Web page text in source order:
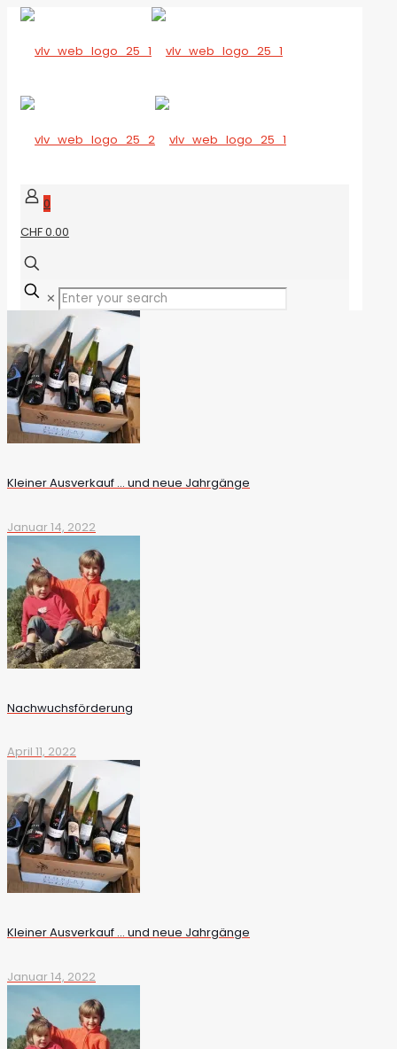
0
CHF 0.00
✕
Kleiner Ausverkauf … und neue Jahrgänge
Januar 14, 2022
Nachwuchsförderung
April 11, 2022
Kleiner Ausverkauf … und neue Jahrgänge
Januar 14, 2022